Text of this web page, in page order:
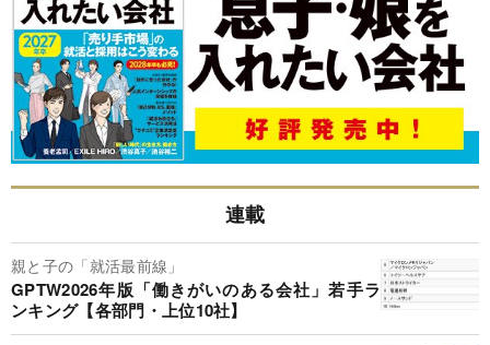
連載
親と子の「就活最前線」
GPTW2026年版「働きがいのある会社」若手ラ
ンキング【各部門・上位10社】